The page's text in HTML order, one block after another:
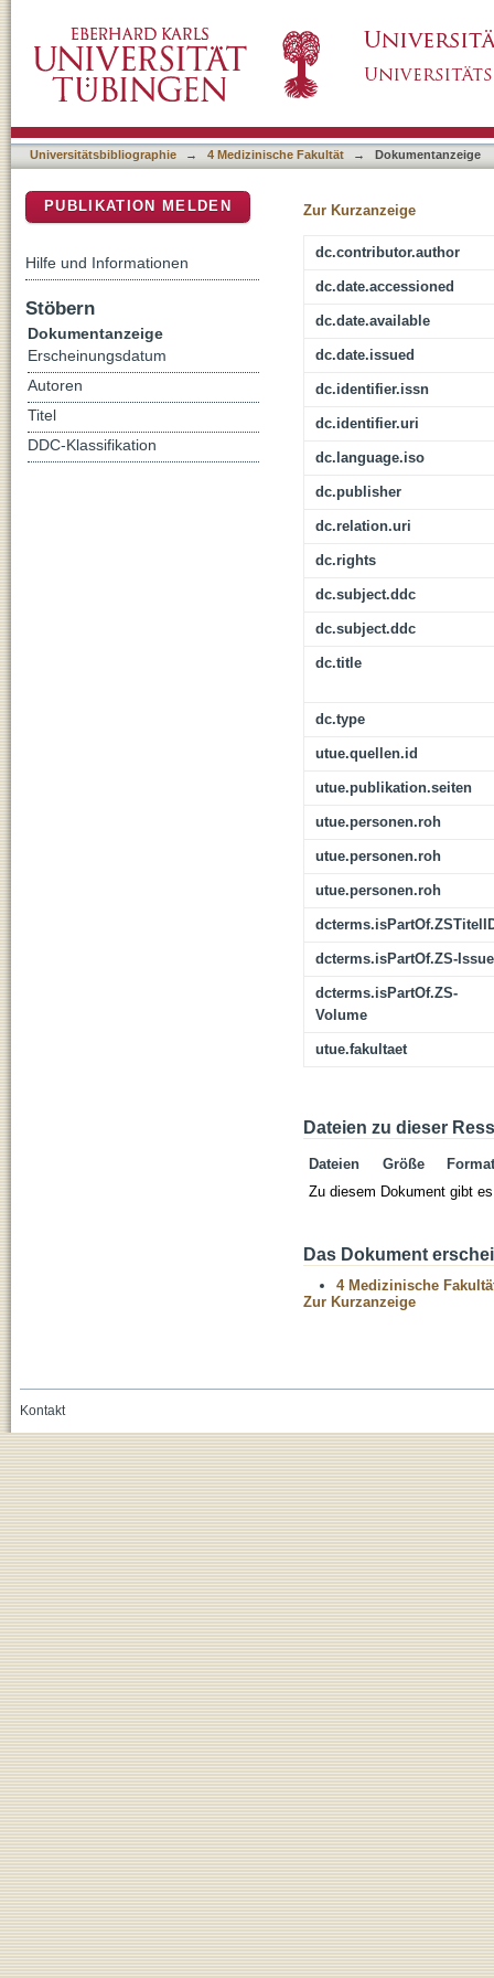
Universitätsbibliographie → 4 Medizinische Fakultät → Dokumentanzeige
Zur Kurzanzeige
dc.contributor.author
dc.date.accessioned
dc.date.available
dc.date.issued
dc.identifier.issn
dc.identifier.uri
dc.language.iso
dc.publisher
dc.relation.uri
dc.rights
dc.subject.ddc
dc.subject.ddc
dc.title
dc.type
utue.quellen.id
utue.publikation.seiten
utue.personen.roh
utue.personen.roh
utue.personen.roh
dcterms.isPartOf.ZS-Issue
dcterms.isPartOf.ZS-
Volume
utue.fakultaet
Dateien zu dieser
Dateien Größe
Format
Zu diesem Dokument gibt
Das Dokument
4 Medizinische
Zur Kurzanzeige
PUBLIKATION MELDEN
Hilfe und Informationen
Stöbern
Dokumentanzeige
Erscheinungsdatum
Autoren
Titel
DDC-Klassifikation
Kontakt